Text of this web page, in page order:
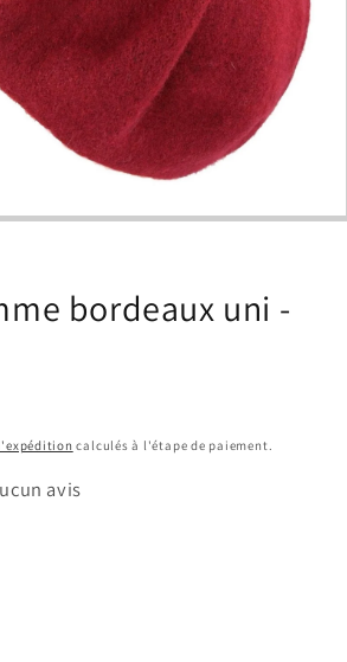
bordeaux uni -
calculés à l'étape de paiement.
avis